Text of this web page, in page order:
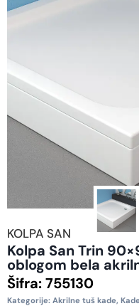
KOLPA SAN
Kolpa San Trin
oblogom bela
Šifra:755130
Kategorije: Akrilne tuš kade,